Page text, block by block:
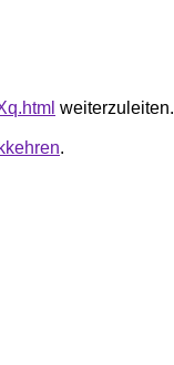
weiterzuleiten.
.